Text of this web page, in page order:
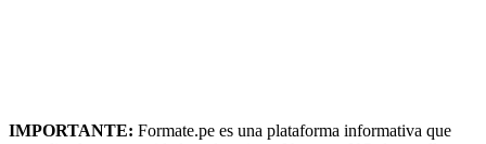
IMPORTANTE: Formate.pe es una plataforma informativa que